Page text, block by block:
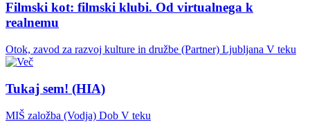
Filmski kot: filmski klubi. Od virtualnega k
realnemu
Otok, zavod za razvoj kulture in družbe (Partner) Ljubljana V teku
Tukaj sem! (HIA)
MIŠ založba (Vodja) Dob V teku